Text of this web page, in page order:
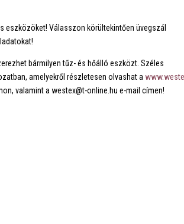
eszközöket! Válasszon körültekintően üvegszál
bármilyen tűz- és hőálló eszközt. Széles
amelyekről részletesen olvashat a
valamint a westex@t-online.hu e-mail címen!